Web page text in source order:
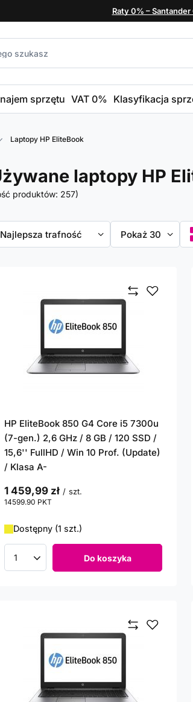
Raty 0% –
sprzętu VAT 0% Klasyfikacja
Laptopy HP EliteBook
laptopy HP
produktów: 257)
Zmień sortowanie
Najlepsza trafność Zmień ilość
Pokaż 30
HP EliteBook 850 G4 Core i5 7300u
(7-gen.) 2,6 GHz / 8 GB / 120 SSD /
15,6'' FullHD / Win 10 Prof. (Update)
/ Klasa A-
1 459,99 zł / szt.
14599.90 PKT
Dostępny (1 szt.)
Ilość produktów Do koszyka